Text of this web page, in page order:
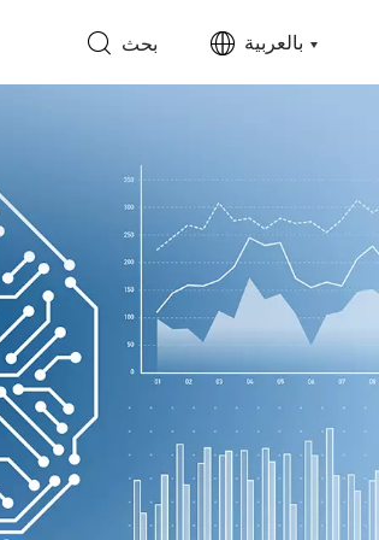
بحث بالعربية